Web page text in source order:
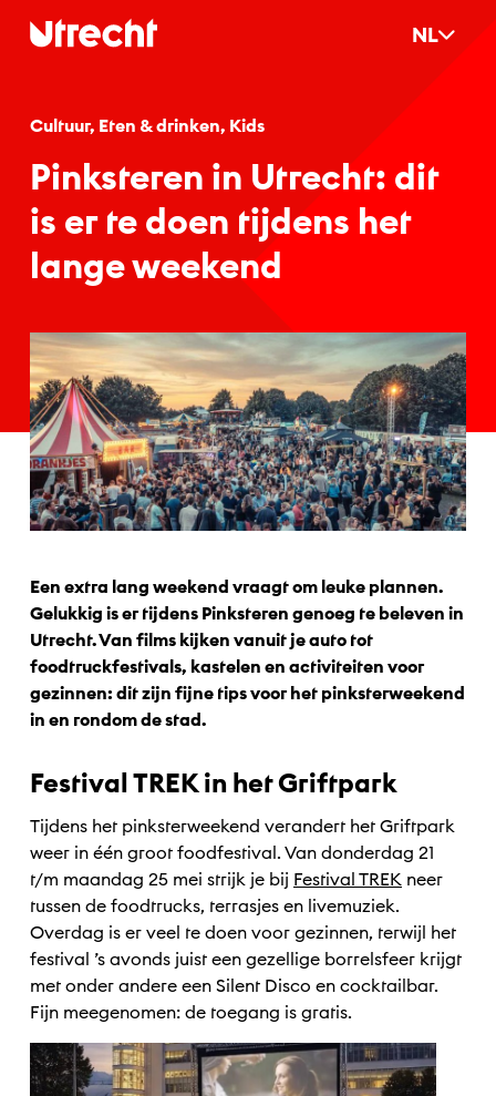
NL
Cultuur, Eten & drinken, Kids
Pinks­te­ren in Ut­recht: dit
is er te doen tij­dens het
lan­ge wee­kend
Een extra lang weekend vraagt om leuke plannen.
Gelukkig is er tijdens Pinksteren genoeg te beleven in
Utrecht. Van films kijken vanuit je auto tot
foodtruckfestivals, kastelen en activiteiten voor
gezinnen: dit zijn fijne tips voor het pinksterweekend
in en rondom de stad.
Festival TREK in het Griftpark
Tijdens het pinksterweekend verandert het Griftpark
weer in één groot foodfestival. Van donderdag 21
t/m maandag 25 mei strijk je bij Festival TREK neer
tussen de foodtrucks, terrasjes en livemuziek.
Overdag is er veel te doen voor gezinnen, terwijl het
festival ’s avonds juist een gezellige borrelsfeer krijgt
met onder andere een Silent Disco en cocktailbar.
Fijn meegenomen: de toegang is gratis.